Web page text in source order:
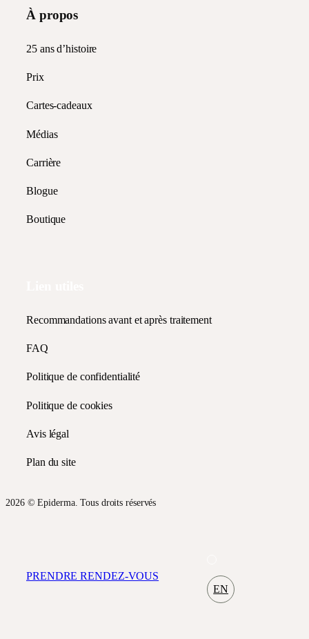
À propos
25 ans d’histoire
Prix
Cartes-cadeaux
Médias
Carrière
Blogue
Boutique
Recommandations avant et après traitement
FAQ
Politique de confidentialité
Politique de cookies
Avis légal
Plan du site
2026 © Epiderma. Tous droits réservés
PRENDRE RENDEZ-VOUS
EN